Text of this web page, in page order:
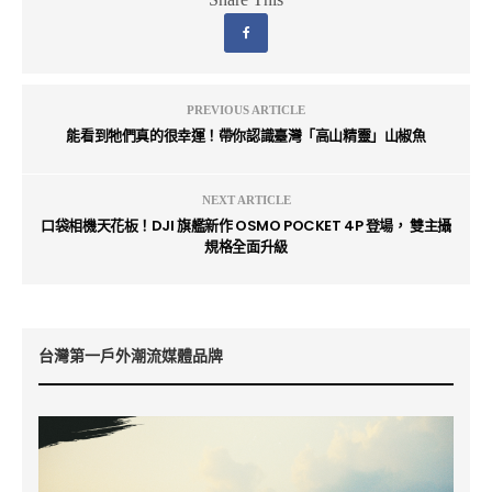
PREVIOUS ARTICLE
能看到牠們真的很幸運！帶你認識臺灣「高山精靈」山椒魚
NEXT ARTICLE
口袋相機天花板！DJI 旗艦新作 OSMO POCKET 4P 登場， 雙主攝
規格全面升級
台灣第一戶外潮流媒體品牌